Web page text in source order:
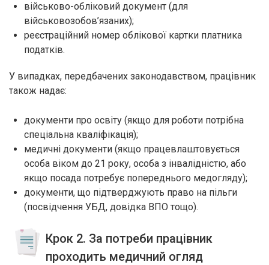
військово-обліковий документ (для
військовозобов’язаних);
реєстраційний номер облікової картки платника
податків.
У випадках, передбачених законодавством, працівник
також надає:
документи про освіту (якщо для роботи потрібна
спеціальна кваліфікація);
медичні документи (якщо працевлаштовується
особа віком до 21 року, особа з інвалідністю, або
якщо посада потребує попереднього медогляду);
документи, що підтверджують право на пільги
(посвідчення УБД, довідка ВПО тощо).
Крок 2. За потреби працівник
проходить медичний огляд